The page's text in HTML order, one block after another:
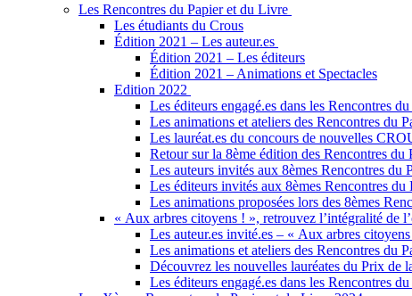
Les Rencontres du Papier et du Livre
Les étudiants du Crous
Édition 2021 – Les auteur.es
Édition 2021 – Les éditeurs
Édition 2021 – Animations et Spectacles
Edition 2022
Les éditeurs engagé.es dans les Rencontres
Les animations et ateliers des Rencontres du
Les lauréat.es du concours de nouvelles
Retour sur la 8ème édition des Rencontres du
Les auteurs invités aux 8èmes Rencontres du
Les éditeurs invités aux 8èmes Rencontres
Les animations proposées lors des 8èmes
« Aux arbres citoyens ! », retrouvez l’intégralité de
Les auteur.es invité.es – « Aux arbres
Les animations et ateliers des Rencontres du
Découvrez les nouvelles lauréates du Prix de
Les éditeurs engagé.es dans les Rencontres